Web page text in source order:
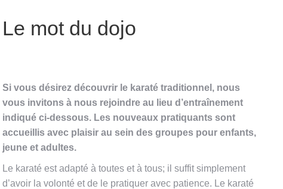
Le mot du dojo
Si vous désirez découvrir le karaté traditionnel, nous
vous invitons à nous rejoindre au lieu d’entraînement
indiqué ci-dessous. Les nouveaux pratiquants sont
accueillis avec plaisir au sein des groupes pour enfants,
jeune et adultes.
Le karaté est adapté à toutes et à tous; il suffit simplement
d’avoir la volonté et de le pratiquer avec patience. Le karaté